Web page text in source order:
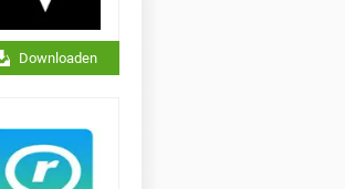
Downloaden